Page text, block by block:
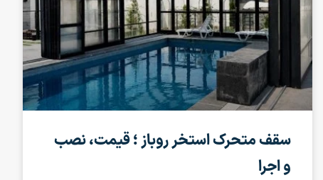
سقف متحرک استخر روباز ؛ قیمت، نصب
و اجرا